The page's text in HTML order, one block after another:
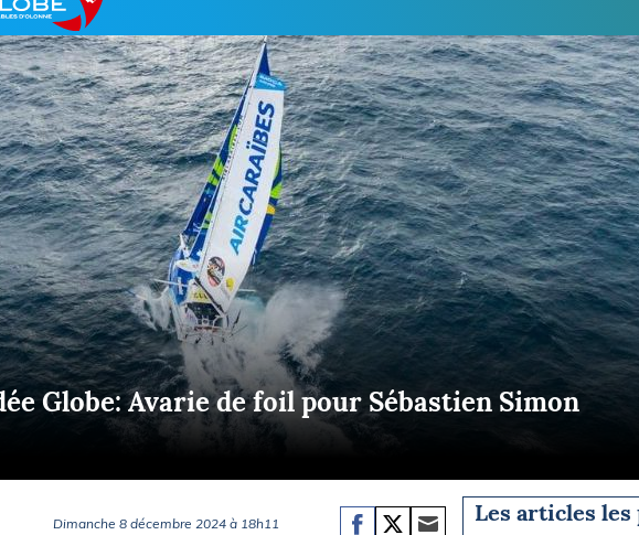
en mer
FLASH INFO
Globe: Avarie de foil pour Sébastien Simon
Dimanche 8 décembre 2024 à 18h11
Les articles